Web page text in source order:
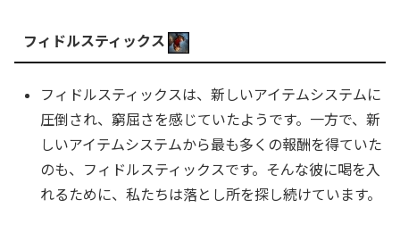
フィドルスティックス
フィドルスティックスは、新しいアイテムシステムに
圧倒され、窮屈さを感じていたようです。一方で、新
しいアイテムシステムから最も多くの報酬を得ていた
のも、フィドルスティックスです。そんな彼に喝を入
れるために、私たちは落とし所を探し続けています。